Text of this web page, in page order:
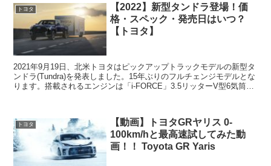
トヨタ
【2022】新型タンドラ登場！価
格・スペック・発売日はいつ？
【トヨタ】
2021年9月19日、北米トヨタはピックアップトラックモデルの新型タ
ンドラ(Tundra)を発表しました。15年ぶりのフルチェンジモデルとな
ります。搭載されるエンジンは「i-FORCE」3.5リッターV型6気筒ツ
トヨタ
【動画】トヨタGRヤリス 0-
100km/hと最高速試してみた動
画！！ Toyota GR Yaris